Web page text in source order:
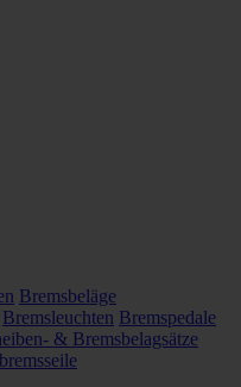
Bremsbeläge
Bremsleuchten Bremspedale
& Bremsbelagsätze